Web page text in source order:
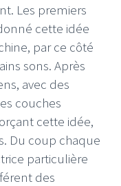
Les premiers
cette idée
par ce côté
sons. Après
avec des
couches
cette idée,
Du coup chaque
particulière
des